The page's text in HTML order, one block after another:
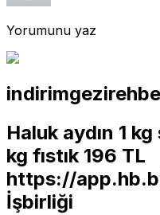
Yorumunu yaz
Haluk aydın 1
kg fıstık 196 TL
https://
İşbirliği